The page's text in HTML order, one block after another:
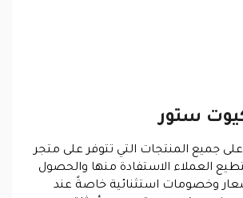
ستور
جميع المنتجات التي تتوفر على متجر
العملاء الاستفادة منها والحصول
وخصومات استثنائية خاصةً عند